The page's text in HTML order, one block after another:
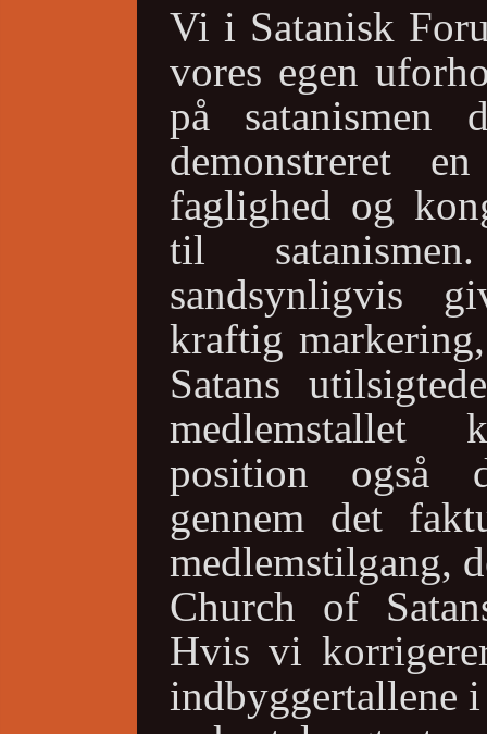
Vi i Satanisk
vores egen
på
demonstreret
faglighed og
til
sandsynligvis
kraftig
Satans
medlemstallet
position også
gennem det
medlemstilgang,
Church of
Hvis vi
indbyggertallene